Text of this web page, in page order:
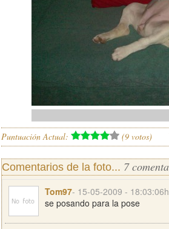
Puntuación Actual: (9 votos)
Comentarios de la foto... 7
Tom97- 15-05-2009 - 18:03:06h
se posando para la pose